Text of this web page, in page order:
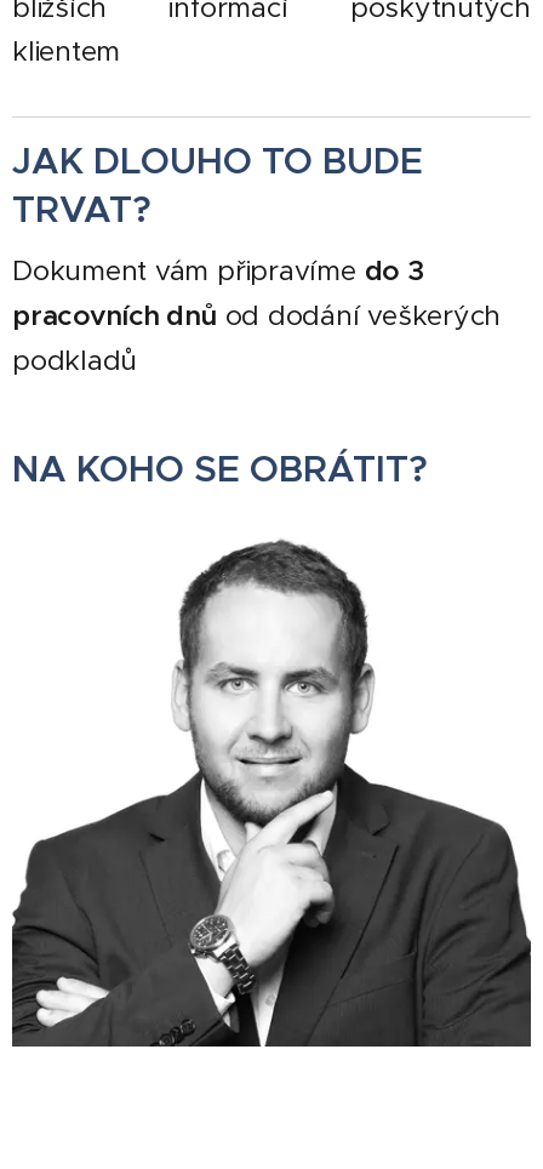
bližších informací poskytnutých
klientem
JAK DLOUHO TO BUDE
TRVAT?
Dokument vám připravíme do 3
pracovních dnů od dodání veškerých
podkladů
NA KOHO SE OBRÁTIT?